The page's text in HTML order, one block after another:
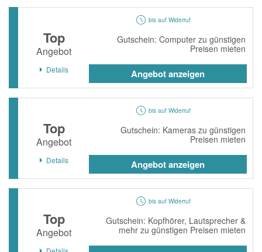
bis auf Widerruf
Top
Angebot
Gutschein: Computer zu günstigen
Preisen mieten
Details Angebot anzeigen
bis auf Widerruf
Top
Angebot
Gutschein: Kameras zu günstigen
Preisen mieten
Details Angebot anzeigen
bis auf Widerruf
Top
Angebot
Gutschein: Kopfhörer, Lautsprecher &
mehr zu günstigen Preisen mieten